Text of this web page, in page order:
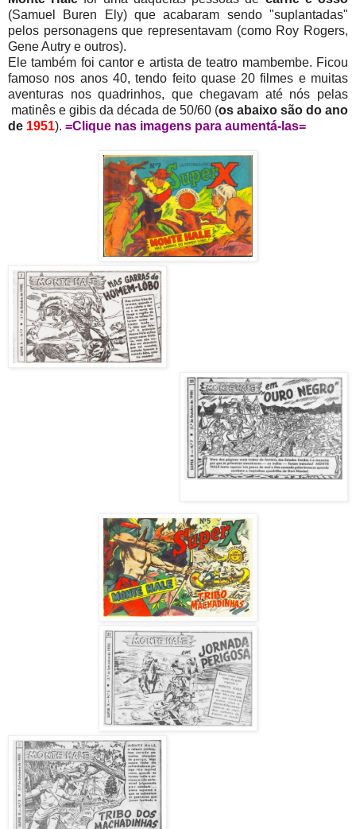
(Samuel Buren Ely) que acabaram sendo "suplantadas"
pelos personagens que representavam (como Roy Rogers,
Gene Autry e outros).
Ele também foi cantor e artista de teatro mambembe. Ficou
famoso nos anos 40, tendo feito quase 20 filmes e muitas
aventuras nos quadrinhos, que chegavam até nós pelas
matinês e gibis da década de 50/60 (os abaixo são do ano
de 1951). =Clique nas imagens para aumentá-las=